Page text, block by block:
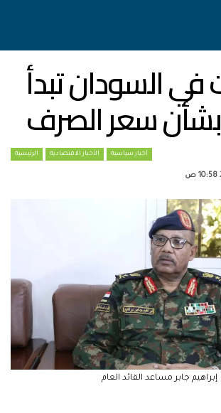
السودان تبدأ
سعر الصرف
أخبار سياسية الأخبار الاقتصادية الرئيسية
إبراهيم جابر مساعد القائد العام